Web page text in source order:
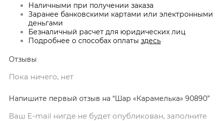
Наличными при получении заказа
Заранее банковскими картами или электронными
деньгами
Безналичный расчет для юридических лиц
Подробнее о способах оплаты здесь
Отзывы
Пока ничего, нет
Напишите первый отзыв на “Шар «Карамелька» 90890”
Ваш E-mail нигде не будет опубликован, заполните